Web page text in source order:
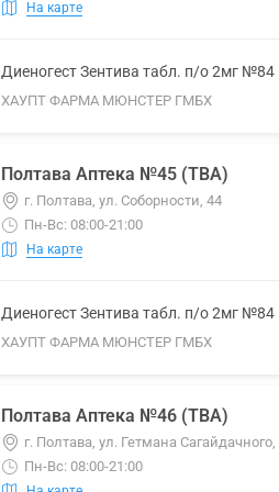
На карте
Диеногест Зентива табл. п/о 2мг №84
ХАУПТ ФАРМА МЮНСТЕР ГМБХ
Полтава Аптека №45 (ТВА)
г. Полтава, ул. Соборности, 44
Пн-Вс: 08:00-21:00
На карте
Диеногест Зентива табл. п/о 2мг №84
ХАУПТ ФАРМА МЮНСТЕР ГМБХ
Полтава Аптека №46 (ТВА)
г. Полтава, ул. Гетмана
Пн-Вс: 08:00-21:00